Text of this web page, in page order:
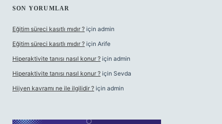
SON YORUMLAR
Eğitim süreci kasıtlı mıdır ? için admin
Eğitim süreci kasıtlı mıdır ? için Arife
Hiperaktivite tanısı nasıl konur ? için admin
Hiperaktivite tanısı nasıl konur ? için Sevda
Hijyen kavramı ne ile ilgilidir ? için admin